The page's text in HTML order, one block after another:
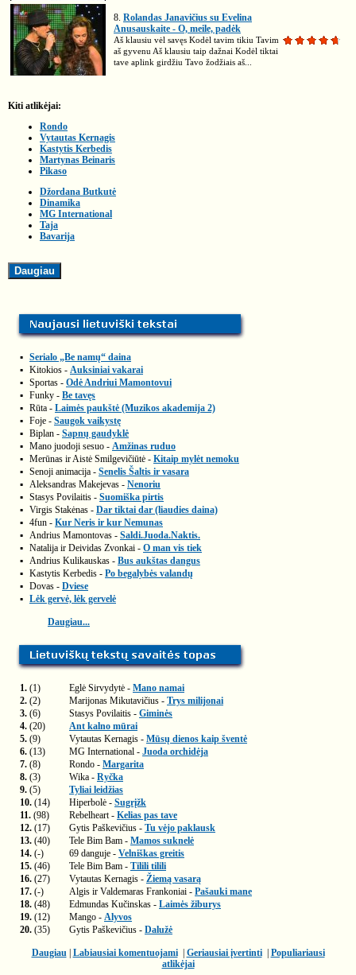
8. Rolandas Janavičius su Evelina
Anusauskaite - O, meile, padėk
Aš klausiu vėl savęs Kodėl tavim tikiu Tavim
aš gyvenu Aš klausiu taip dažnai Kodėl tiktai
tave aplink girdžiu Tavo žodžiais aš...
Kiti atlikėjai:
Rondo
Vytautas Kernagis
Kastytis Kerbedis
Martynas Beinaris
Pikaso
Džordana Butkutė
Dinamika
MG International
Taja
Bavarija
▪ Serialo „Be namų“ daina
▪ Kitokios - Auksiniai vakarai
▪ Sportas - Odė Andriui Mamontovui
▪ Funky - Be tavęs
▪ Rūta - Laimės paukštė (Muzikos akademija 2)
▪ Foje - Saugok vaikystę
▪ Biplan - Sapnų gaudyklė
▪ Mano juodoji sesuo - Amžinas ruduo
▪ Merūnas ir Aistė Smilgevičiūtė - Kitaip mylėt nemoku
▪ Senoji animacija - Senelis Šaltis ir vasara
▪ Aleksandras Makejevas - Nenoriu
▪ Stasys Povilaitis - Suomiška pirtis
▪ Virgis Stakėnas - Dar tiktai dar (liaudies daina)
▪ 4fun - Kur Neris ir kur Nemunas
▪ Andrius Mamontovas - Saldi.Juoda.Naktis.
▪ Natalija ir Deividas Zvonkai - O man vis tiek
▪ Andrius Kulikauskas - Bus aukštas dangus
▪ Kastytis Kerbedis - Po begalybės valandų
▪ Dovas - Dviese
▪ Lėk gervė, lėk gervelė
Daugiau...
1. (1) Eglė Sirvydytė - Mano namai
2. (2) Marijonas Mikutavičius - Trys milijonai
3. (6) Stasys Povilaitis - Giminės
4. (20)
Ant kalno mūrai
5. (9) Vytautas Kernagis - Mūsų dienos kaip šventė
6. (13) MG International - Juoda orchidėja
7. (8) Rondo - Margarita
8. (3) Wika - Ryčka
9. (5)
Tyliai leidžias
10. (14) Hiperbolė - Sugrįžk
11. (98) Rebelheart - Kelias pas tave
12. (17) Gytis Paškevičius - Tu vėjo paklausk
13. (40) Tele Bim Bam - Mamos suknelė
14. (-) 69 danguje - Velniškas greitis
15. (46) Tele Bim Bam - Tilili tilili
16. (27) Vytautas Kernagis - Žiemą vasarą
17. (-) Algis ir Valdemaras Frankoniai - Pašauki mane
18. (48) Edmundas Kučinskas - Laimės žiburys
19. (12) Mango - Alyvos
20. (35) Gytis Paškevičius - Dalužė
Daugiau| Labiausiai komentuojami| Geriausiai įvertinti| Populiariausi
atlikėjai